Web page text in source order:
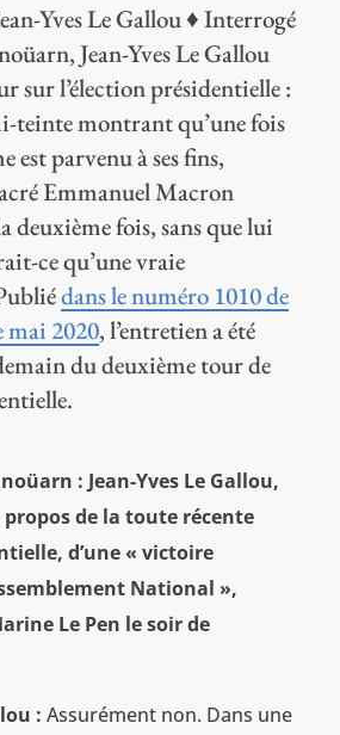
Yves Le Gallou ♦ Interrogé
Jean-Yves Le Gallou
sur l’élection présidentielle :
teinte montrant qu’une fois
est parvenu à ses fins,
Emmanuel Macron
deuxième fois, sans que lui
ce qu’une vraie
dans le numéro 1010 de
mai 2020, l’entretien a été
du deuxième tour de
: Jean-Yves Le Gallou,
de la toute récente
d’une « victoire
National »,
Le Pen le soir de
: Assurément non. Dans une